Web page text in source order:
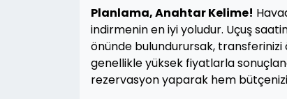
Planlama, Anahtar Kelime!
indirmenin en iyi yoludur. Uçuş
önünde bulundurursak,
genellikle yüksek fiyatlarla
rezervasyon yaparak hem